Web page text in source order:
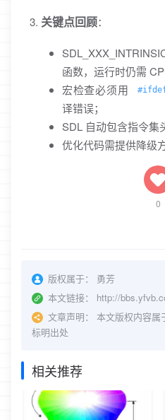
关键点回顾：
函数，运行时仍需
宏检查必须用
译错误；
SDL 自动包含指令集
优化代码需提供降级
0
版权属于：
勇芳
本文链接：
http://
文章声明：
本文版权内容属
标明出处
相关推荐